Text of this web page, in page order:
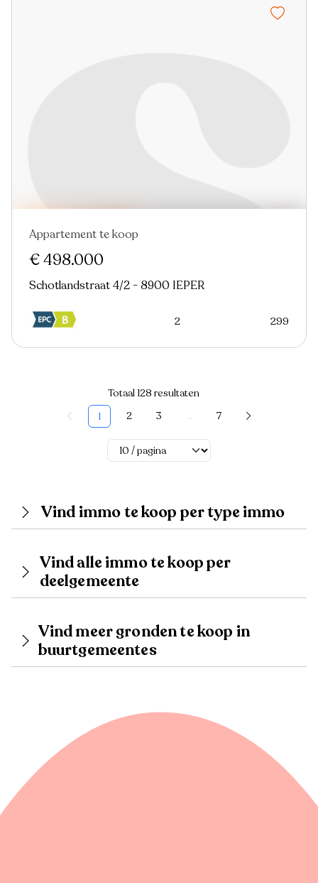
Nieuw
Appartement te koop
€ 498.000
Schotlandstraat 4/2 - 8900 IEPER
2 299
Totaal 128 resultaten
1
2 3 ... 7
Vind immo te koop per type immo
Vind alle immo te koop per
deelgemeente
Vind meer gronden te koop in
buurtgemeentes